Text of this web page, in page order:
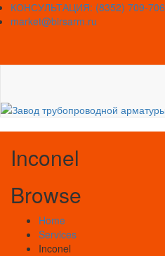
Skip
to
КОНСУЛЬТАЦИЯ: (8352) 709-706
market@birsarm.ru
Inconel
Browse
Home
Services
Inconel